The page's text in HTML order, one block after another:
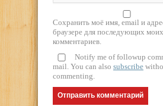
Сохранить моё имя, email и
браузере для последующих моих
комментариев.
Notify me of followup
mail. You can also subscribe
commenting.